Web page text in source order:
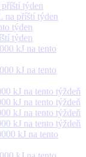
týden
příští týden
týden
týden
kJ na tento
kJ na tento
kJ na tento týždeň
kJ na tento týždeň
kJ na tento týždeň
kJ na tento týždeň
kJ na tento